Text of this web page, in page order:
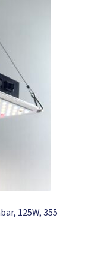
125W, 355